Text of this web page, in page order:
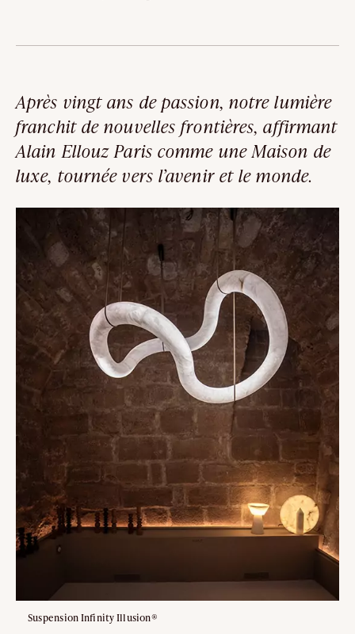
Après vingt ans de passion, notre lumière
franchit de nouvelles frontières, affirmant
Alain Ellouz Paris comme une Maison de
luxe, tournée vers l’avenir et le monde.
Suspension Infinity Illusion®